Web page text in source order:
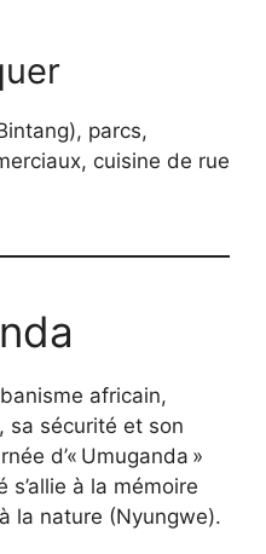
parcs,
cuisine de rue
africain,
sa sécurité et son
d’« Umuganda »
à la mémoire
la nature (Nyungwe).